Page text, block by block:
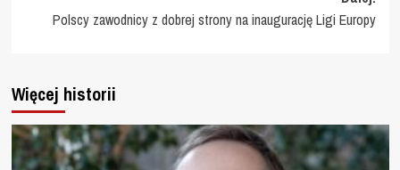
Polscy zawodnicy z dobrej strony na inaugurację Ligi Europy
Więcej historii